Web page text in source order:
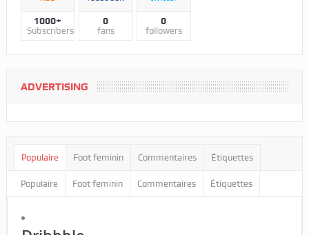
1000+
Subscribers
0
fans
0
followers
ADVERTISING
Populaire Foot feminin Commentaires Étiquettes
Populaire Foot feminin Commentaires Étiquettes